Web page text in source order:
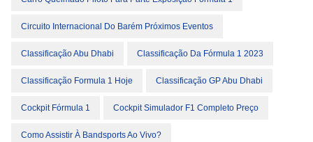
Circuito Internacional Do Barém Próximos Eventos
Classificação Abu Dhabi Classificação Da Fórmula 1 2023
Classificação Formula 1 Hoje Classificação GP Abu Dhabi
Cockpit Fórmula 1 Cockpit Simulador F1 Completo Preço
Como Assistir À Bandsports Ao Vivo?